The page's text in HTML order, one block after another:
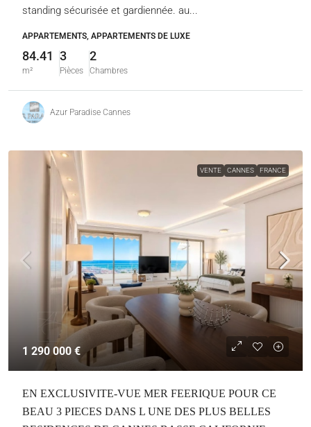
standing sécurisée et gardiennée. au...
APPARTEMENTS, APPARTEMENTS DE LUXE
84.41
m²
3
Pièces
2
Chambres
Azur Paradise Cannes
VENTE CANNES FRANCE
1 290 000 €
EN EXCLUSIVITE-VUE MER FEERIQUE POUR CE
BEAU 3 PIECES DANS L UNE DES PLUS BELLES